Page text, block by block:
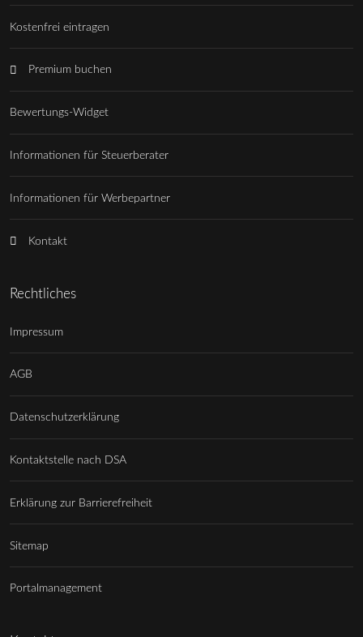
Kostenfrei eintragen
Premium buchen
Bewertungs-Widget
Informationen für Steuerberater
Informationen für Werbepartner
Kontakt
Rechtliches
Impressum
AGB
Datenschutzerklärung
Kontaktstelle nach DSA
Erklärung zur Barrierefreiheit
Sitemap
Portalmanagement